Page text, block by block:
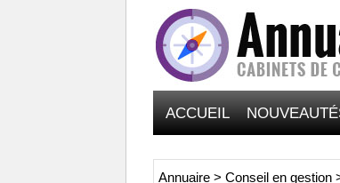
ACCUEIL
Annuaire > Conseil en gestion